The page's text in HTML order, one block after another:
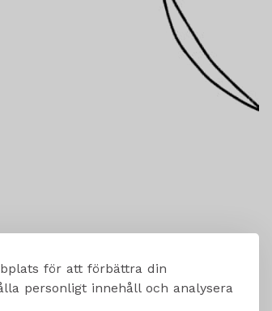
för att förbättra din
personligt innehåll och analysera